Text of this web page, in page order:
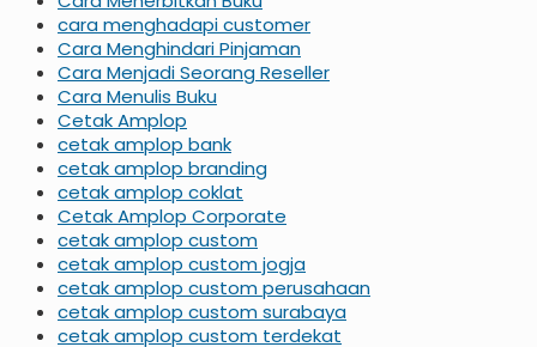
cara menghadapi customer
Cara Menghindari Pinjaman
Cara Menjadi Seorang Reseller
Cara Menulis Buku
Cetak Amplop
cetak amplop bank
cetak amplop branding
cetak amplop coklat
Cetak Amplop Corporate
cetak amplop custom
cetak amplop custom jogja
cetak amplop custom perusahaan
cetak amplop custom surabaya
cetak amplop custom terdekat